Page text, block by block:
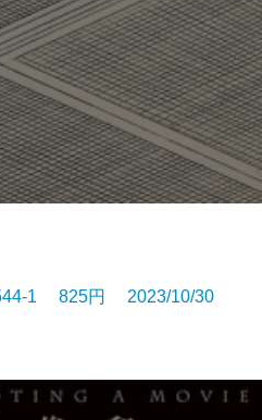
1 825円 2023/10/30